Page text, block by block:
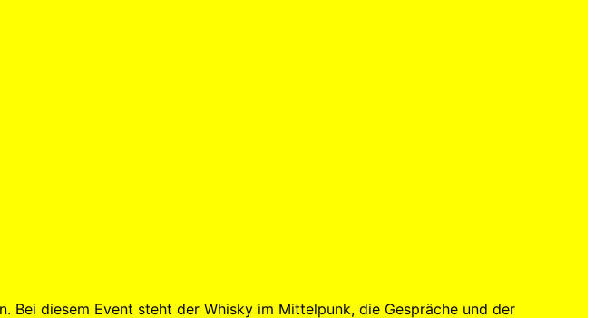
Bei diesem Event steht der Whisky im Mittelpunk, die Gespräche und der